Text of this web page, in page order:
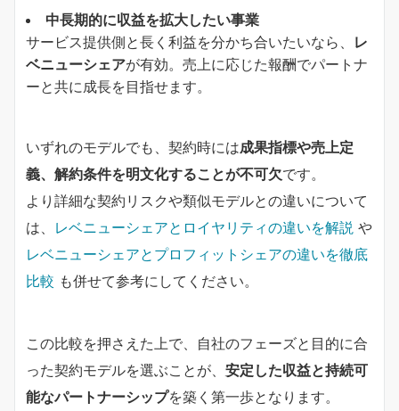
中長期的に収益を拡大したい事業
サービス提供側と長く利益を分かち合いたいなら、 レ
ベニューシェアが有効。売上に応じた報酬でパートナ
ーと共に成長を目指せます。
いずれのモデルでも、契約時には成果指標や売上定
義、解約条件を明文化することが不可欠です。
より詳細な契約リスクや類似モデルとの違いについて
は、 レベニューシェアとロイヤリティの違いを解説 や
レベニューシェアとプロフィットシェアの違いを徹底
比較 も併せて参考にしてください。
この比較を押さえた上で、自社のフェーズと目的に合
った契約モデルを選ぶことが、 安定した収益と持続可
能なパートナーシップを築く第一歩となります。